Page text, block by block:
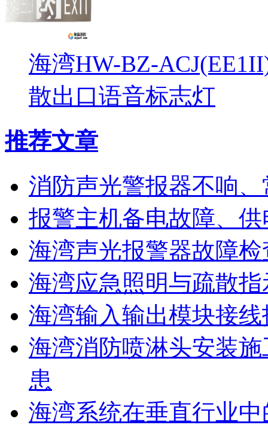
海湾HW-BZ-
散出口语音标志灯
推荐文章
消防声光警报器不响
报警主机备电故障、
海湾声光报警器故障
海湾应急照明与疏散
海湾输入输出模块接
海湾消防喷淋头安装
患
海湾系统在垂直行业